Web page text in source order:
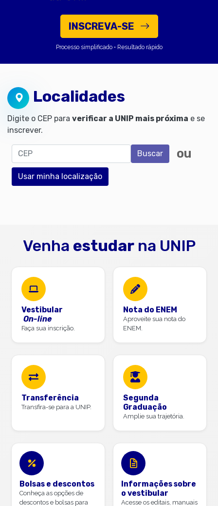
INSCREVA-SE
Processo simplificado • Resultado rápido
Localidades
Digite o CEP para verificar a UNIP mais próxima e se
inscrever.
CEP Buscar ou
Usar minha localização
Venha estudarna UNIP
Vestibular
On-line
Faça sua inscrição.
Nota do ENEM
Aproveite sua nota do
ENEM.
Transferência
Transfira-se para a UNIP.
Segunda
Graduação
Amplie sua trajetória.
Bolsas e descontos
Conheça as opções de
descontos e bolsas para
Informações sobre
o vestibular
Acesse os editais, manuais